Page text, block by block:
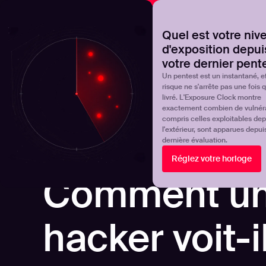
Quel est votre
d'exposition
votre dernier
Un pentest est un instantané,
risque ne s'arrête pas une fois
livré. L'Exposure Clock montre
exactement combien de
compris celles exploitables
l'extérieur, sont apparues
dernière évaluation.
Réglez votre horloge
Découvrez où en est réellement votre programme
Products Solutions
GESTION CONTINUE DE LA SURFACE D'ATTAQUE
Comment
hacker voit-